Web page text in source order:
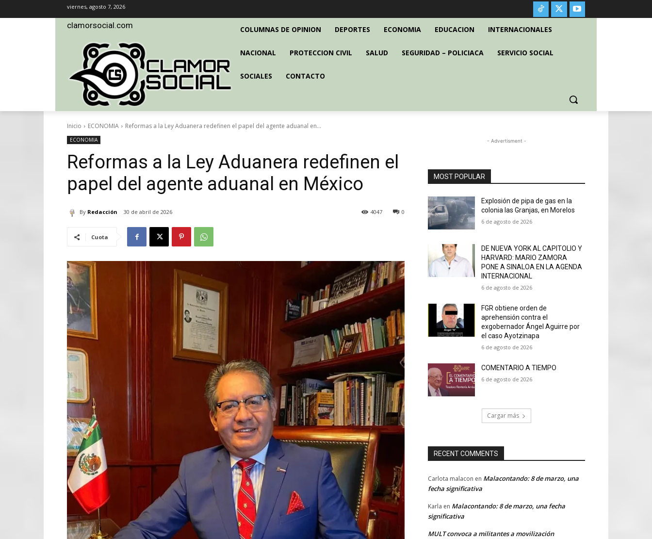
viernes, agosto 7, 2026
clamorsocial.com COLUMNAS DE OPINION DEPORTES ECONOMIA EDUCACION INTERNACIONALES
NACIONAL PROTECCION CIVIL SALUD SEGURIDAD – POLICIACA SERVICIO SOCIAL
SOCIALES CONTACTO
Inicio ECONOMIA Reformas a la Ley Aduanera redefinen el papel del agente aduanal en...
ECONOMIA
Reformas a la Ley Aduanera redefinen el
papel del agente aduanal en México
By Redacción 30 de abril de 2026 0
4047
Cuota
- Advertisment -
MOST POPULAR
Explosión de pipa de gas en la
colonia las Granjas, en Morelos
6 de agosto de 2026
DE NUEVA YORK AL CAPITOLIO Y
HARVARD: MARIO ZAMORA
PONE A SINALOA EN LA AGENDA
INTERNACIONAL
6 de agosto de 2026
FGR obtiene orden de
aprehensión contra el
exgobernador Ángel Aguirre por
el caso Ayotzinapa
6 de agosto de 2026
COMENTARIO A TIEMPO
6 de agosto de 2026
Cargar más
RECENT COMMENTS
Carlota malacon en Malacontando: 8 de marzo, una
fecha significativa
Karla en Malacontando: 8 de marzo, una fecha
significativa
MULT convoca a militantes a movilización